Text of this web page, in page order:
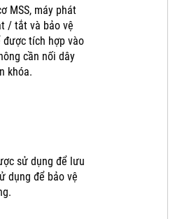
MSS, máy phát
/ tắt và bảo vệ
được tích hợp vào
cần nối dây
khóa.
sử dụng để lưu
dụng để bảo vệ